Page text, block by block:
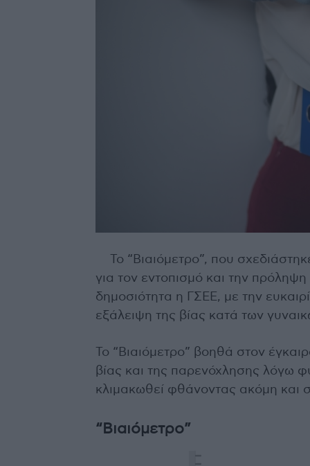
Το “Bιαιόμετρο”, που
για τον εντοπισμό και την
δημοσιότητα η ΓΣΕΕ, με την
εξάλειψη της βίας κατά των
Το “Βιαιόμετρο” βοηθά στον
βίας και της παρενόχλησης λόγω
κλιμακωθεί φθάνοντας ακόμη και
“Bιαιόμετρο”